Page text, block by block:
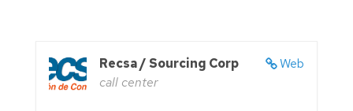
Web
Recsa / Sourcing Corp
call center